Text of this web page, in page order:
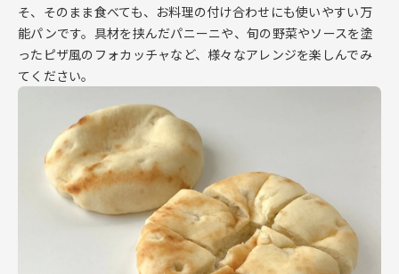
そ、そのまま食べても、お料理の付け合わせにも使いやすい万
能パンです。具材を挟んだパニーニや、旬の野菜やソースを塗
ったピザ風のフォカッチャなど、様々なアレンジを楽しんでみ
てください。